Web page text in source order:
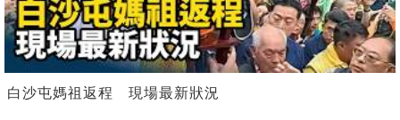
白沙屯媽祖返程 現場最新狀況